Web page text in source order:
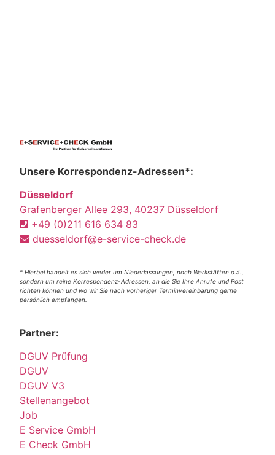
Unsere Korrespondenz-Adressen*:
Düsseldorf
Grafenberger Allee 293, 40237 Düsseldorf
+49 (0)211 616 634 83
duesseldorf@e-service-check.de
* Hierbei handelt es sich weder um Niederlassungen, noch Werkstätten o.ä.,
sondern um reine Korrespondenz-Adressen, an die Sie Ihre Anrufe und Post
richten können und wo wir Sie nach vorheriger Terminvereinbarung gerne
persönlich empfangen.
Partner:
DGUV Prüfung
DGUV
DGUV V3
Stellenangebot
Job
E Service GmbH
E Check GmbH